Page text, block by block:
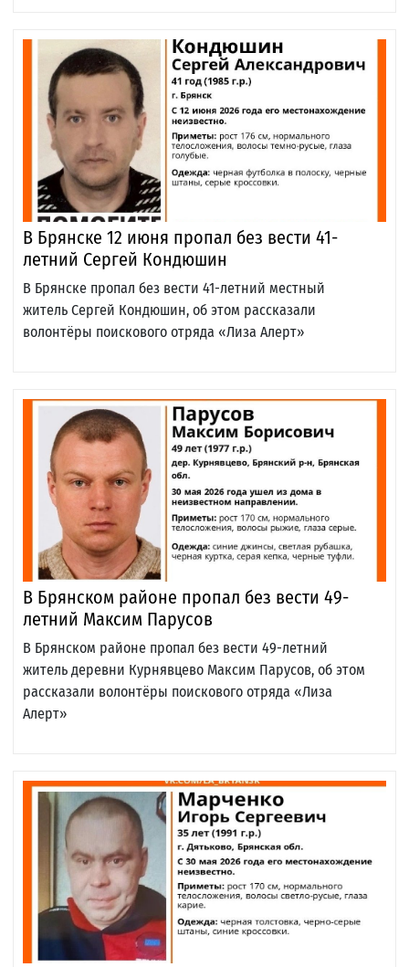
В Брянске 12 июня пропал без вести 41-
летний Сергей Кондюшин
В Брянске пропал без вести 41-летний местный
житель Сергей Кондюшин, об этом рассказали
волонтёры поискового отряда «Лиза Алерт»
В Брянском районе пропал без вести 49-
летний Максим Парусов
В Брянском районе пропал без вести 49-летний
житель деревни Курнявцево Максим Парусов, об этом
рассказали волонтёры поискового отряда «Лиза
Алерт»